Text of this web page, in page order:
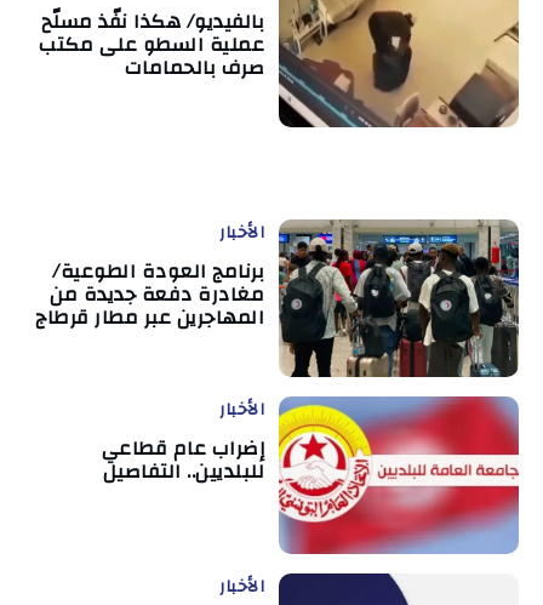
بالفيديو/ هكذا نفّذ مسلّح
عملية السطو على مكتب
صرف بالحمامات
الأخبار
برنامج العودة الطوعية/
مغادرة دفعة جديدة من
المهاجرين عبر مطار قرطاج
الأخبار
إضراب عام قطاعي
للبلديين.. التفاصيل
الأخبار